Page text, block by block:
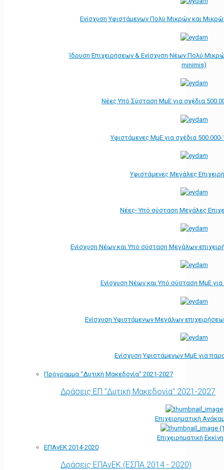
Ενίσχυση Υφιστάμενων Πολύ Μικρών και
Ίδρυση Επιχειρήσεων & Ενίσχυση Νέων Πολύ
minimis)
Νέες Υπό Σύσταση ΜμΕ για σχέδια
Υφιστάμενες ΜμΕ για σχέδια
Υφιστάμενες Μεγάλες
Νέες- Υπό σύσταση Μεγάλες
Ενίσχυση Νέων και Υπό σύσταση Μεγάλων
Ενίσχυση Νέων και Υπό σύσταση ΜμΕ
Ενίσχυση Υφιστάμενων Μεγάλων
Ενίσχυση Υφιστάμενων ΜμΕ για
Πρόγραμμα “Δυτική Μακεδονία” 2021-2027
Δράσεις ΕΠ "Δυτική Μακεδονία" 2021-2027
Επιχειρηματική
Επιχειρηματική
ΕΠΑνΕΚ 2014-2020
Δράσεις ΕΠΑνΕΚ (ΕΣΠΑ 2014 - 2020)